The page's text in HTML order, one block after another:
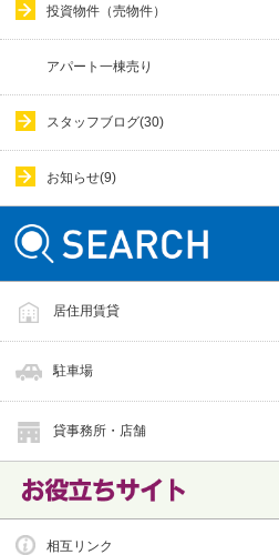
投資物件（売物件）
アパート一棟売り
スタッフブログ(30)
お知らせ(9)
居住用賃貸
駐車場
貸事務所・店舗
相互リンク